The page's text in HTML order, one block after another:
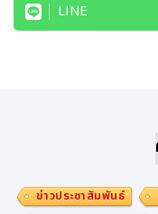
LINE
ข่าวประชาสัมพันธ์